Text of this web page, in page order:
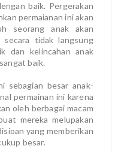
baik. Pergerakan
permaianan ini akan
seorang anak akan
tidak langsung
dan kelincahan anak
baik.
sebagian besar anak-
permainan ini karena
oleh berbagai macam
mereka melupakan
yang memberikan
besar.